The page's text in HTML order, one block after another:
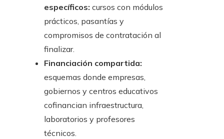
específicos: cursos con módulos
prácticos, pasantías y
compromisos de contratación al
finalizar.
Financiación compartida:
esquemas donde empresas,
gobiernos y centros educativos
cofinancian infraestructura,
laboratorios y profesores
técnicos.